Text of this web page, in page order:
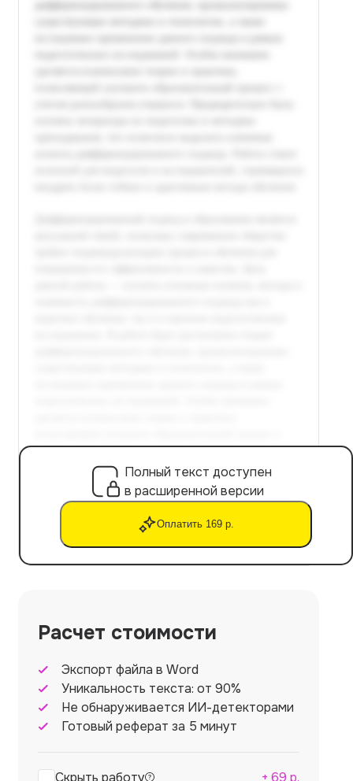
Полный текст доступен
в расширенной версии
Оплатить 169 р.
Расчет стоимости
Экспорт файла в Word
Уникальность текста: от 90%
Не обнаруживается ИИ-детекторами
Готовый реферат за 5 минут
Скрыть работу + 69 р.